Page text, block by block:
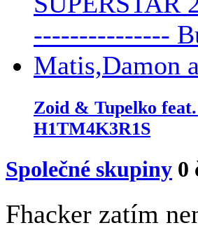
Zoid & Tupelko
H1TM4K3R1S
Společné skupiny 0
Fhacker zatím